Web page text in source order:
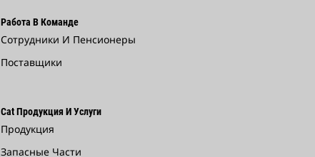
Работа В Команде
Сотрудники И Пенсионеры
Поставщики
Cat Продукция И Услуги
Продукция
Запасные Части